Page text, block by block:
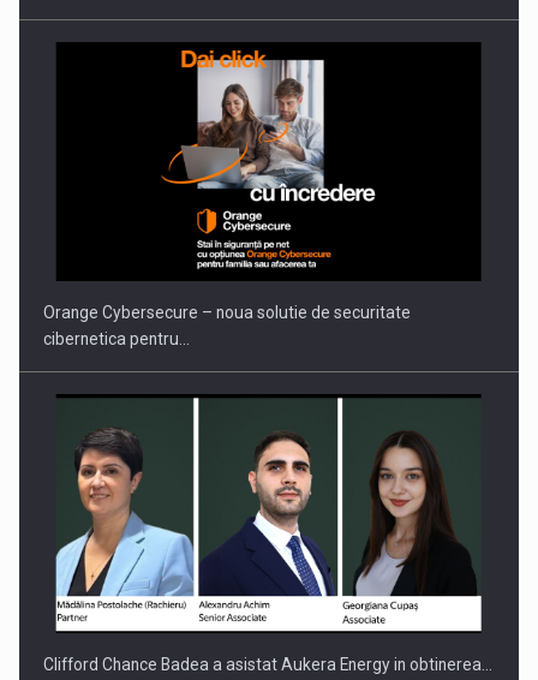
Orange Cybersecure – noua solutie de securitate
cibernetica pentru…
Clifford Chance Badea a asistat Aukera Energy in obtinerea…